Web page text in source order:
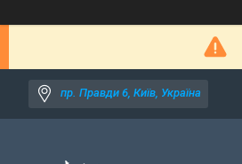
пр. Правди 6, Київ, Україна